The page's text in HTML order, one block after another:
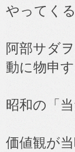
やってくる
阿部サダ
動に物申す
昭和の「
価値観が